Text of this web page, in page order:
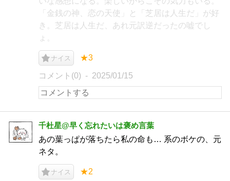
「金銭の神、恋の天使」と「芝居は人生だ」が好
き。芝居は人生だ、あれ元訳逆だったの嘘でし
ょ。
ナイス ★3
コメント(0) 2025/01/15
千杜星@早く忘れたいは褒め言葉
あの葉っぱが落ちたら私の命も… 系のボケの、元
ネタ。
ナイス ★2